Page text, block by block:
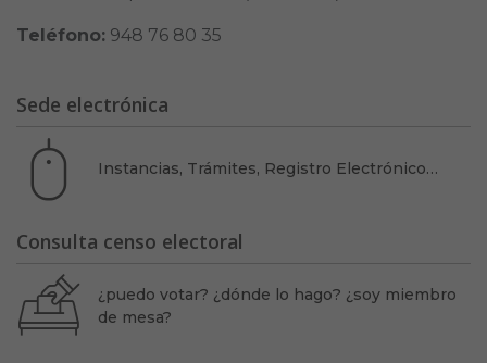
Teléfono: 948 76 80 35
Sede electrónica
Instancias, Trámites, Registro Electrónico…
Consulta censo electoral
¿puedo votar? ¿dónde lo hago? ¿soy miembro
de mesa?